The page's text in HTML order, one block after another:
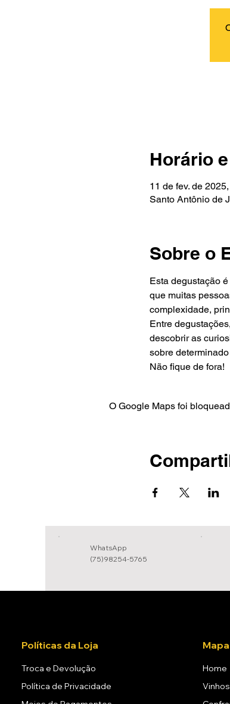
Horário
11 de fev. de
Santo Antônio de
Sobre o
Esta degustação
que muitas
complexidade,
Entre
descobrir as
sobre determinado
Não fique de fora!
O Google Maps foi
WhatsApp
(75)98254-5765
Políticas da Loja
Troca e Devolução
Política de Privacidade
Home
Vinhos